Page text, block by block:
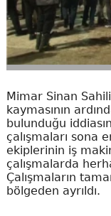
Mimar Sinan
kaymasının
bulunduğu
çalışmaları sona
ekiplerinin iş
çalışmalarda
Çalışmaların
bölgeden ayrıldı.